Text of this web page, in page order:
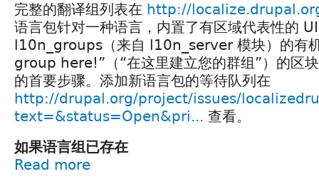
完整的翻译组列表在 http://
语言包针对一种语言，内置了有区域代表性的
l10n_groups（来自 l10n_server 模块）的有
group here!”（“在这里建立您的群组”）的区
的首要步骤。添加新语言包的等待队列在
http://drupal.org/project/issues/
text=&status=Open&pri... 查看。
如果语言组已存在
Read more